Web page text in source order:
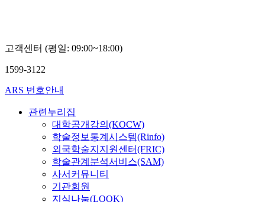
고객센터 (평일: 09:00~18:00)
1599-3122
ARS 번호안내
관련누리집
대학공개강의(KOCW)
학술정보통계시스템(Rinfo)
외국학술지지원센터(FRIC)
학술관계분석서비스(SAM)
사서커뮤니티
기관회원
지식나눔(LOOK)